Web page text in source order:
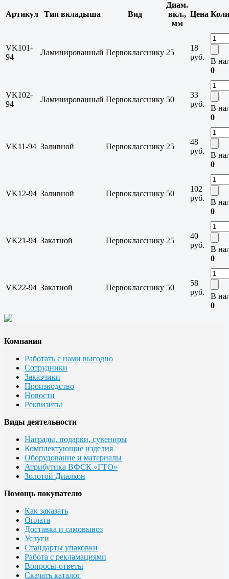
Артикул Тип вкладыша Вид
Диам.
вкл.,
мм
Цена
VK101-
94
Ламинированный Первокласснику 25
18
руб.
В
0
VK102-
94
Ламинированный Первокласснику 50
33
руб.
В
0
VK11-94 Заливной Первокласснику 25
48
руб.
В
0
VK12-94 Заливной Первокласснику 50
102
руб.
В
0
VK21-94 Закатной Первокласснику 25
40
руб.
В
0
VK22-94 Закатной Первокласснику 50
58
руб.
В
0
Компания
Работать с нами выгодно
Сотрудники
Заказчики
Производство
Новости
Реквизиты
Виды деятельности
Награды, подарки, сувениры
Комплектующие изделия
Оборудование и материалы
Атрибутика ВФСК «ГТО»
Золотой Диалкон
Помощь покупателю
Как заказать
Оплата
Доставка и самовывоз
Услуги
Стандарты упаковки
Работа с рекламациями
Вопросы-ответы
Скачать каталог